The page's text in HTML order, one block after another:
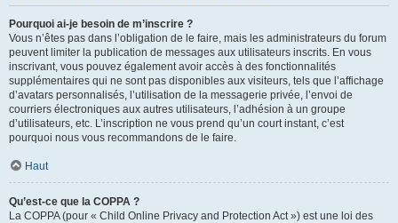
Pourquoi ai-je besoin de m’inscrire ?
Vous n’êtes pas dans l’obligation de le faire, mais les administrateurs du forum
peuvent limiter la publication de messages aux utilisateurs inscrits. En vous
inscrivant, vous pouvez également avoir accès à des fonctionnalités
supplémentaires qui ne sont pas disponibles aux visiteurs, tels que l’affichage
d’avatars personnalisés, l’utilisation de la messagerie privée, l’envoi de
courriers électroniques aux autres utilisateurs, l’adhésion à un groupe
d’utilisateurs, etc. L’inscription ne vous prend qu’un court instant, c’est
pourquoi nous vous recommandons de le faire.
Haut
Qu’est-ce que la COPPA ?
La COPPA (pour « Child Online Privacy and Protection Act ») est une loi des